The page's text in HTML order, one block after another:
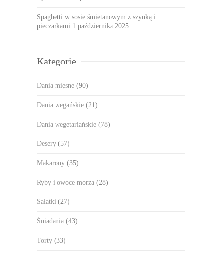
Spaghetti w sosie śmietanowym z szynką i
pieczarkami 1 października 2025
Kategorie
Dania mięsne (90)
Dania wegańskie (21)
Dania wegetariańskie (78)
Desery (57)
Makarony (35)
Ryby i owoce morza (28)
Sałatki (27)
Śniadania (43)
Torty (33)